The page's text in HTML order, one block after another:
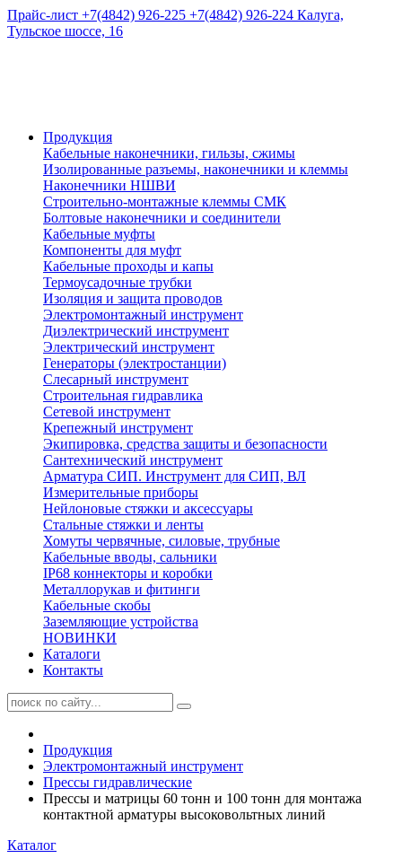
Прайс-лист +7(4842) 926-225 +7(4842) 926-224 Калуга,
Тульское шоссе, 16
Продукция
Кабельные наконечники, гильзы, сжимы
Изолированные разъемы, наконечники и клеммы
Наконечники НШВИ
Строительно-монтажные клеммы СМК
Болтовые наконечники и соединители
Кабельные муфты
Компоненты для муфт
Кабельные проходы и капы
Термоусадочные трубки
Изоляция и защита проводов
Электромонтажный инструмент
Диэлектрический инструмент
Электрический инструмент
Генераторы (электростанции)
Слесарный инструмент
Строительная гидравлика
Сетевой инструмент
Крепежный инструмент
Экипировка, средства защиты и безопасности
Сантехнический инструмент
Арматура СИП. Инструмент для СИП, ВЛ
Измерительные приборы
Нейлоновые стяжки и аксессуары
Стальные стяжки и ленты
Хомуты червячные, силовые, трубные
Кабельные вводы, сальники
IP68 коннекторы и коробки
Металлорукав и фитинги
Кабельные скобы
Заземляющие устройства
НОВИНКИ
Каталоги
Контакты
Продукция
Электромонтажный инструмент
Прессы гидравлические
Прессы и матрицы 60 тонн и 100 тонн для монтажа
контактной арматуры высоковольтных линий
Каталог